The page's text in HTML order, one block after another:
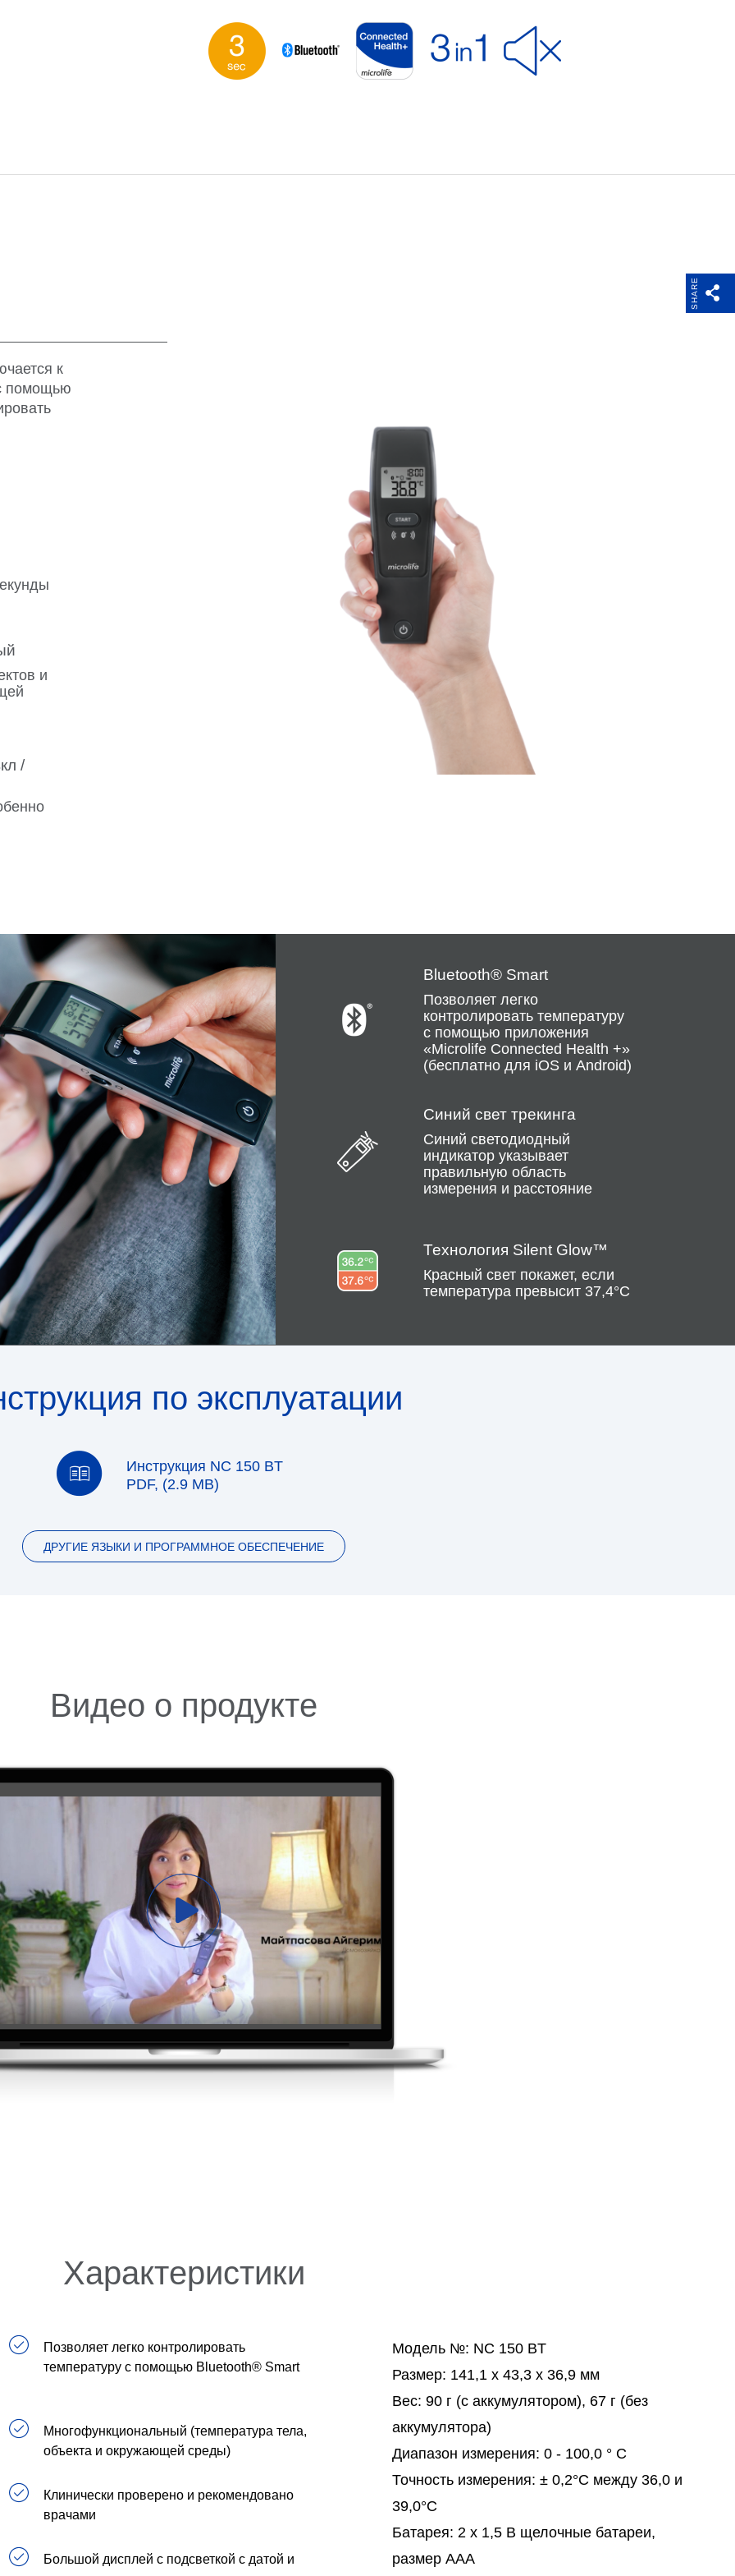
SHARE
к
помощью
и
/
Bluetooth® Smart
Позволяет легко
контролировать температуру
с помощью приложения
«Microlife Connected Health +»
(бесплатно для iOS и Android)
Синий свет трекинга
Синий светодиодный
индикатор указывает
правильную область
измерения и расстояние
Технология Silent Glow™
Красный свет покажет, если
температура превысит 37,4°C
по эксплуатации
Инструкция NC 150 BT
PDF, (2.9 MB)
ДРУГИЕ ЯЗЫКИ И ПРОГРАММНОЕ ОБЕСПЕЧЕНИЕ
Видео о продукте
Характеристики
Позволяет легко контролировать
температуру с помощью Bluetooth® Smart
Многофункциональный (температура тела,
объекта и окружающей среды)
Клинически проверено и рекомендовано
врачами
Большой дисплей с подсветкой с датой и
Модель №: NC 150 BT
Размер: 141,1 х 43,3 х 36,9 мм
Вес: 90 г (с аккумулятором), 67 г (без
аккумулятора)
Диапазон измерения: 0 - 100,0 ° C
Точность измерения: ± 0,2°C между 36,0 и
39,0°C
Батарея: 2 х 1,5 В щелочные батареи,
размер AAA